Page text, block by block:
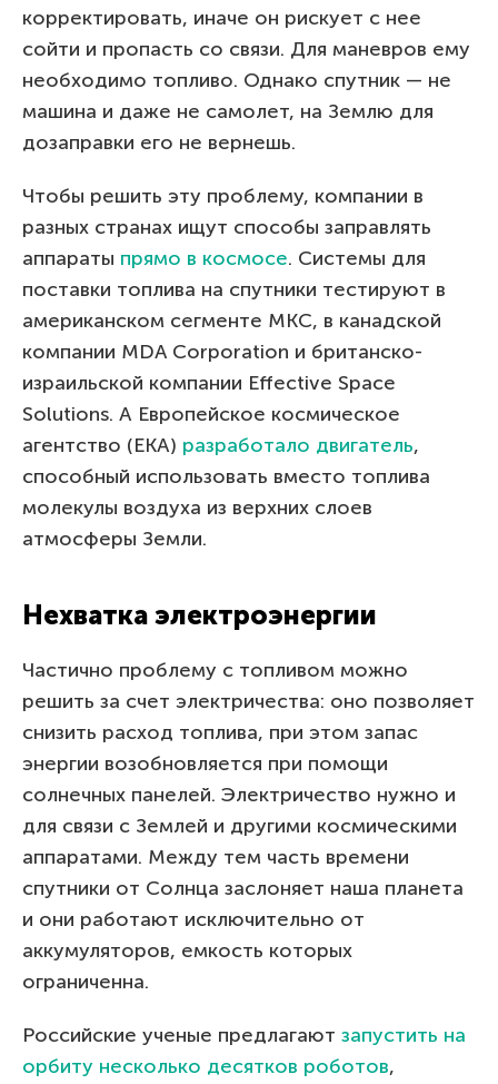
корректировать, иначе он рискует с нее
сойти и пропасть со связи. Для маневров ему
необходимо топливо. Однако спутник — не
машина и даже не самолет, на Землю для
дозаправки его не вернешь.
Чтобы решить эту проблему, компании в
разных странах ищут способы заправлять
аппараты прямо в космосе. Системы для
поставки топлива на спутники тестируют в
американском сегменте МКС, в канадской
компании MDA Corporation и британско-
израильской компании Effective Space
Solutions. А Европейское космическое
агентство (ЕКА) разработало двигатель,
способный использовать вместо топлива
молекулы воздуха из верхних слоев
атмосферы Земли.
Нехватка электроэнергии
Частично проблему с топливом можно
решить за счет электричества: оно позволяет
снизить расход топлива, при этом запас
энергии возобновляется при помощи
солнечных панелей. Электричество нужно и
для связи с Землей и другими космическими
аппаратами. Между тем часть времени
спутники от Солнца заслоняет наша планета
и они работают исключительно от
аккумуляторов, емкость которых
ограниченна.
Российские ученые предлагают запустить на
орбиту несколько десятков роботов,